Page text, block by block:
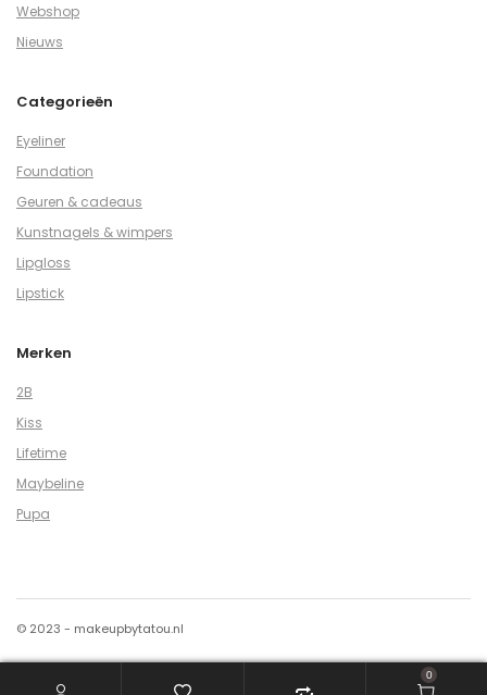
Webshop
Nieuws
Categorieën
Eyeliner
Foundation
Geuren & cadeaus
Kunstnagels & wimpers
Lipgloss
Lipstick
Merken
2B
Kiss
Lifetime
Maybeline
Pupa
© 2023 - makeupbytatou.nl
0